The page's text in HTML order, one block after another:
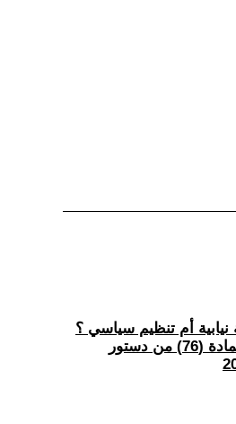
نيابية أم تنظيم سياسي ؟
دراسة تحليلية في ضوء المادة (76) من دستور